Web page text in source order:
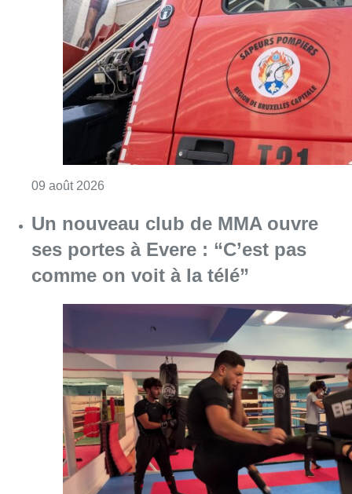
Un nouveau club de MMA ouvre
ses portes à Evere : “C’est pas
comme on voit à la télé”
08 août 2026Consulter l'article "Un nouveau club de
Au Moeraske, Bart Hanssens
recense des insectes de plus en
plus rares